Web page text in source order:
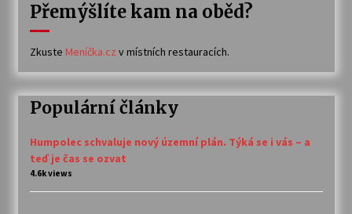
Přemýšlíte kam na oběd?
Zkuste Meníčka.cz v místních restauracích.
Populární články
Humpolec schvaluje nový územní plán. Týká se i vás – a
teď je čas se ozvat
4.6k views